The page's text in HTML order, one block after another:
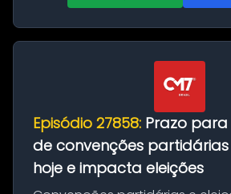
Episódio 27858: Prazo
de convenções
hoje e impacta eleições